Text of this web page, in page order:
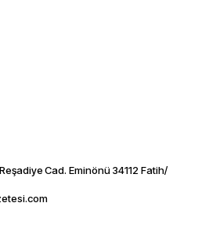
Cad. Eminönü 34112 Fatih/